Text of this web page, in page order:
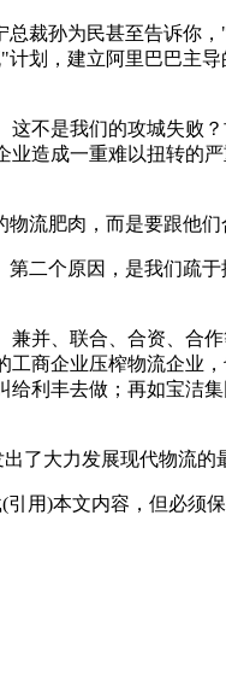
裁孙为民甚至告诉你
划，建立阿里巴巴主
不是我们的攻城失败
业造成一重难以扭转
流肥肉，而是要跟他们
二个原因，是我们疏
并、联合、合资、合
商企业压榨物流企业
利丰去做；再如宝洁
大力发展现代物流的
用)本文内容，但必须